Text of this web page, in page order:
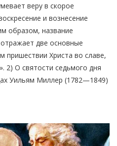
веру в скорое
и вознесение
образом, название
две основные
Христа во славе,
2) О святости седьмого дня
Уильям Миллер (1782—1849)